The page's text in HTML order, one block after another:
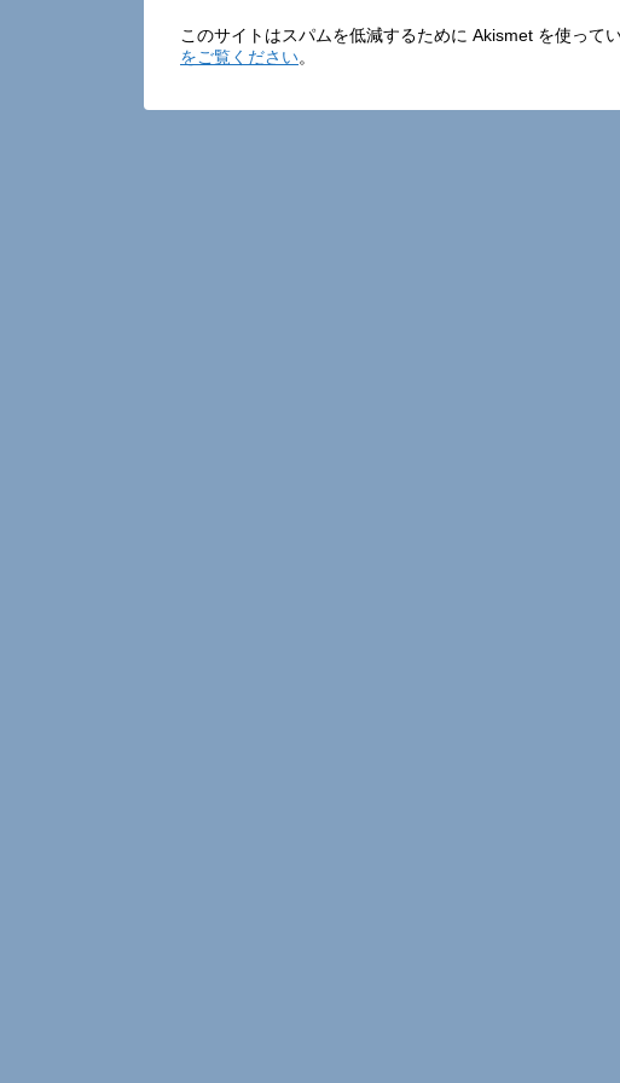
このサイトはスパムを低減するために Akismet を使ってい
をご覧ください。